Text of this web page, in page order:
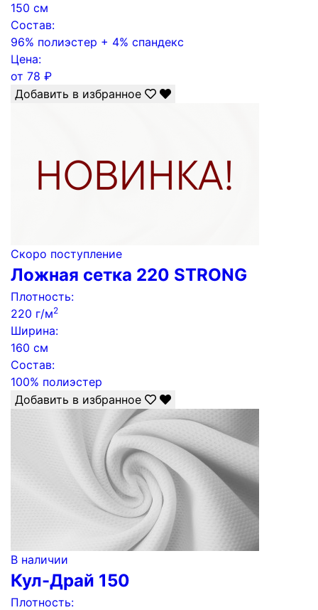
150 см
Состав:
96% полиэстер + 4% спандекс
Цена:
от 78 ₽
Добавить в избранное
Скоро поступление
Ложная сетка 220 STRONG
Плотность:
220 г/м2
Ширина:
160 см
Состав:
100% полиэстер
Добавить в избранное
В наличии
Кул-Драй 150
Плотность: